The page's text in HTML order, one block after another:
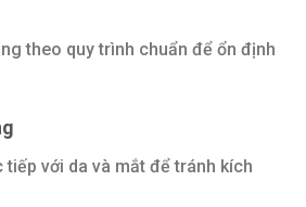
theo quy trình chuẩn để ổn định
với da và mắt để tránh kích